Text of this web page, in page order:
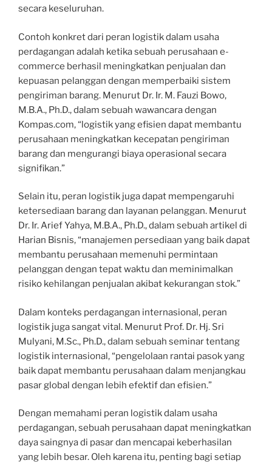
secara keseluruhan.
Contoh konkret dari peran logistik dalam usaha
perdagangan adalah ketika sebuah perusahaan e-
commerce berhasil meningkatkan penjualan dan
kepuasan pelanggan dengan memperbaiki sistem
pengiriman barang. Menurut Dr. Ir. M. Fauzi Bowo,
M.B.A., Ph.D., dalam sebuah wawancara dengan
Kompas.com, “logistik yang efisien dapat membantu
perusahaan meningkatkan kecepatan pengiriman
barang dan mengurangi biaya operasional secara
signifikan.”
Selain itu, peran logistik juga dapat mempengaruhi
ketersediaan barang dan layanan pelanggan. Menurut
Dr. Ir. Arief Yahya, M.B.A., Ph.D., dalam sebuah artikel di
Harian Bisnis, “manajemen persediaan yang baik dapat
membantu perusahaan memenuhi permintaan
pelanggan dengan tepat waktu dan meminimalkan
risiko kehilangan penjualan akibat kekurangan stok.”
Dalam konteks perdagangan internasional, peran
logistik juga sangat vital. Menurut Prof. Dr. Hj. Sri
Mulyani, M.Sc., Ph.D., dalam sebuah seminar tentang
logistik internasional, “pengelolaan rantai pasok yang
baik dapat membantu perusahaan dalam menjangkau
pasar global dengan lebih efektif dan efisien.”
Dengan memahami peran logistik dalam usaha
perdagangan, sebuah perusahaan dapat meningkatkan
daya saingnya di pasar dan mencapai keberhasilan
yang lebih besar. Oleh karena itu, penting bagi setiap